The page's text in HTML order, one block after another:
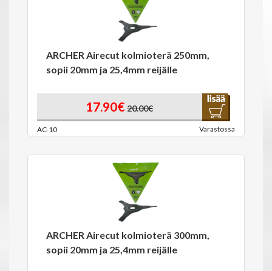
ARCHER Airecut kolmioterä 250mm,
sopii 20mm ja 25,4mm reijälle
17.90€ 20.00€
AC-10 Varastossa
ARCHER Airecut kolmioterä 300mm,
sopii 20mm ja 25,4mm reijälle